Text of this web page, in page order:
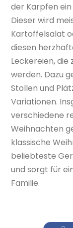
der Karpfen
Dieser wird
Kartoffelsalat
diesen
Leckereien,
werden. Dazu
Stollen und
Variationen.
verschiedene
Weihnachten
klassische
beliebteste
und sorgt für
Familie.